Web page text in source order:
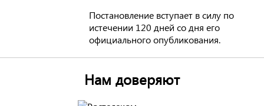
Постановление вступает в силу по
истечении 120 дней со дня его
официального опубликования.
Нам доверяют